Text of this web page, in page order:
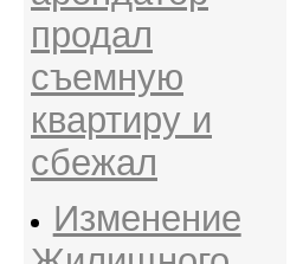
продал
съемную
квартиру и
сбежал
Изменение